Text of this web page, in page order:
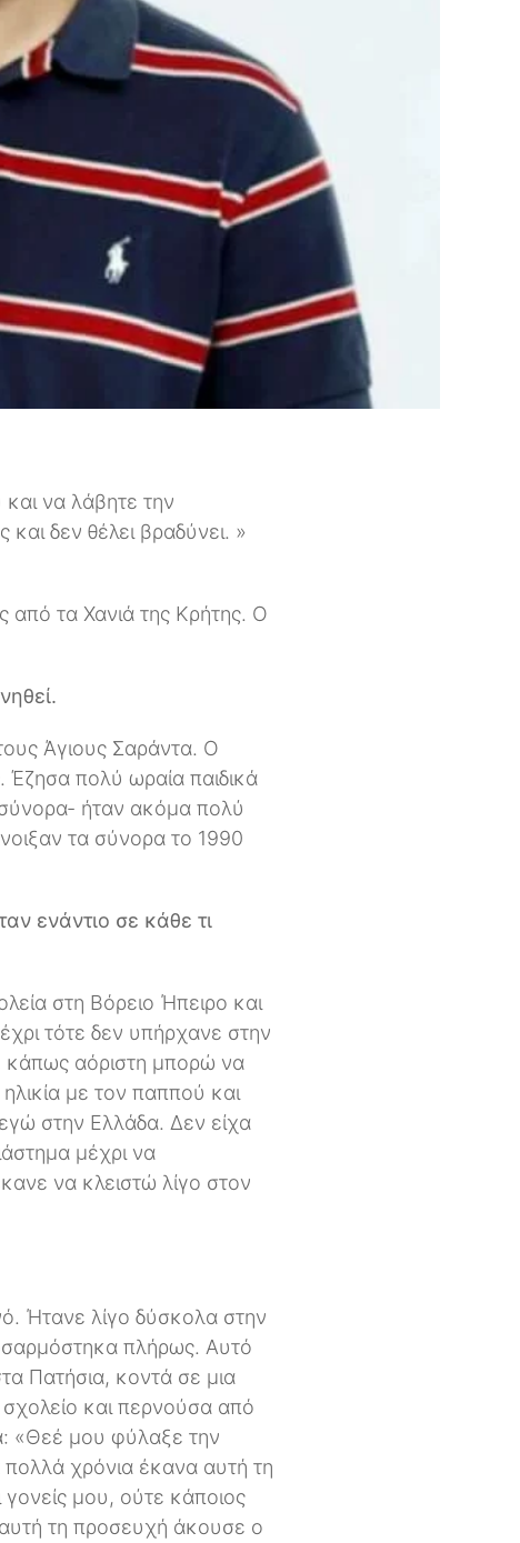
να λάβητε την
και δεν θέλει βραδύνει. »
από τα Χανιά της Κρήτης. Ο
Άγιους Σαράντα. Ο
πολύ ωραία παιδικά
ήταν ακόμα πολύ
τα σύνορα το 1990
ενάντιο σε κάθε τι
στη Βόρειο Ήπειρο και
τότε δεν υπήρχανε στην
κάπως αόριστη μπορώ να
με τον παππού και
στην Ελλάδα. Δεν είχα
μέχρι να
να κλειστώ λίγο στον
Ήτανε λίγο δύσκολα στην
πλήρως. Αυτό
Πατήσια, κοντά σε μια
και περνούσα από
«Θεέ μου φύλαξε την
χρόνια έκανα αυτή τη
γονείς μου, ούτε κάποιος
τη προσευχή άκουσε ο